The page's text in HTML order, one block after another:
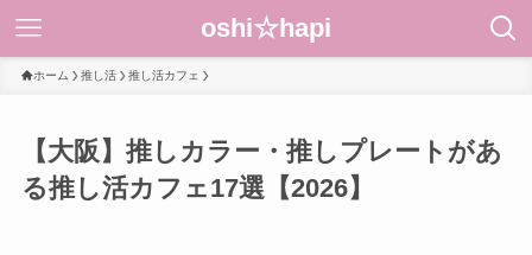
oshi☆hapi
ホーム 推し活 推し活カフェ
【大阪】推しカラー・推しプレートがあ
る推し活カフェ17選【2026】